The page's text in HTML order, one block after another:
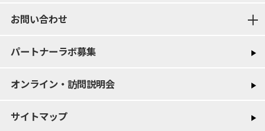
お問い合わせ
パートナーラボ募集
オンライン・訪問説明会
サイトマップ